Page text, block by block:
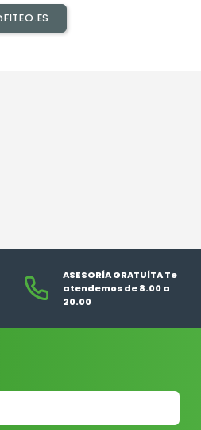
ASESORÍA GRATUÍTA Te
atendemos de 8.00 a
20.00